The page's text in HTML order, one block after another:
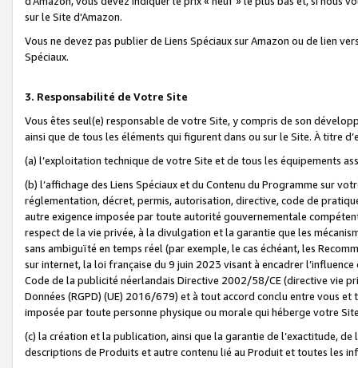
sur le Site d'Amazon.
Vous ne devez pas publier de Liens Spéciaux sur Amazon ou de lien
Spéciaux.
3. Responsabilité de Votre Site
Vous êtes seul(e) responsable de votre Site, y compris de son
ainsi que de tous les éléments qui figurent dans ou sur le Site. À titre
(a) l’exploitation technique de votre Site et de tous les équipements
(b) l’affichage des Liens Spéciaux et du Contenu du Programme sur
réglementation, décret, permis, autorisation, directive, code de
autre exigence imposée par toute autorité gouvernementale
respect de la vie privée, à la divulgation et la garantie que les
sans ambiguïté en temps réel (par exemple, le cas échéant, les
sur internet, la loi française du 9 juin 2023 visant à encadrer
Code de la publicité néerlandais Directive 2002/58/CE (directive vie
Données (RGPD) (UE) 2016/679) et à tout accord conclu entre vous
imposée par toute personne physique ou morale qui héberge votre
(c) la création et la publication, ainsi que la garantie de l’exactitude,
descriptions de Produits et autre contenu lié au Produit et toutes les